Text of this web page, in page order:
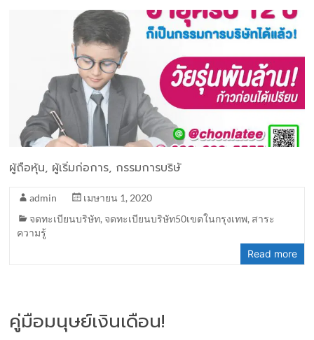
ผู้ถือหุ้น, ผู้เริ่มก่อการ, กรรมการบริษั
admin
เมษายน 1, 2020
จดทะเบียนบริษัท, จดทะเบียนบริษัท50เขตในกรุงเทพ, สาระ
ความรู้
Read more
คู่มือมนุษย์เงินเดือน!